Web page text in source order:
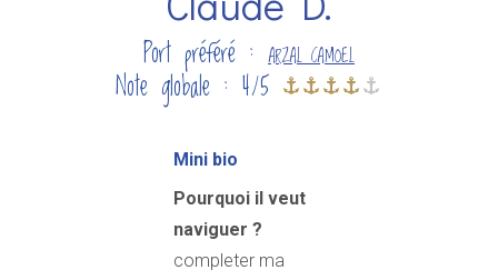
Port préféré : ARZAL CAMOEL
Note globale : 4/5
Mini bio
Pourquoi il veut
naviguer ?
completer ma